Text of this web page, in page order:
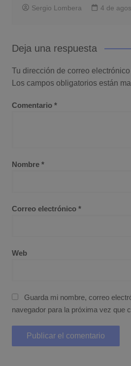
Sergio Lombera 4 de
Deja una respuesta
Tu dirección de correo
Los campos obligatorios están
Comentario *
Nombre *
Correo electrónico *
Web
Guarda mi nombre, correo
navegador para la próxima vez que